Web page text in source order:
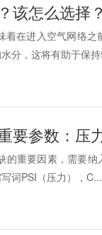
该怎么选择？
在进入空气网络之
分，这将有助于保
要参数：压
重要因素，需要
词PSI（压力），C...